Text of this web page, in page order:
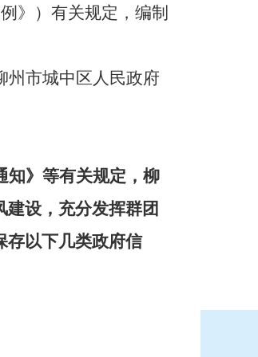
》）有关规定，编制
州市城中区人民政府
知》等有关规定， 柳
设，充分发挥群团
存以下几类政府信